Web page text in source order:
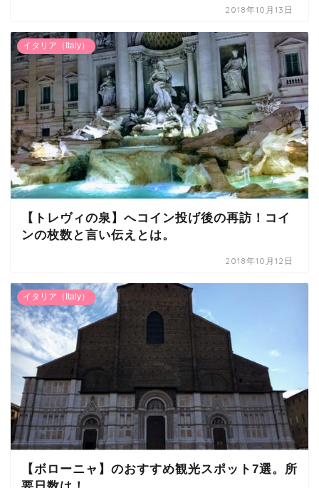
2018年10月13日
イタリア（Italy）
【トレヴィの泉】へコイン投げ後の再訪！コイ
ンの枚数と言い伝えとは。
2018年10月12日
イタリア（Italy）
【ボローニャ】のおすすめ観光スポット7選。所